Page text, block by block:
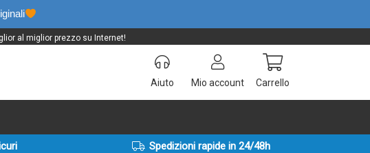
al miglior prezzo su Internet!
Aiuto Mio account Carrello
Spedizioni rapide in 24/48h